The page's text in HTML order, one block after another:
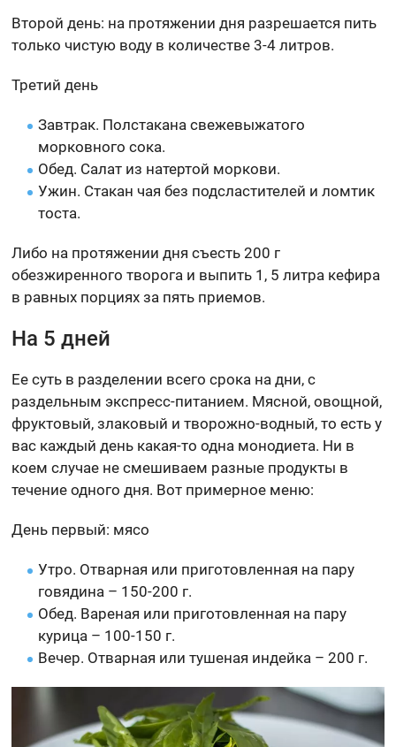
Второй день: на протяжении дня разрешается пить
только чистую воду в количестве 3-4 литров.
Третий день
Завтрак. Полстакана свежевыжатого
морковного сока.
Обед. Салат из натертой моркови.
Ужин. Стакан чая без подсластителей и ломтик
тоста.
Либо на протяжении дня съесть 200 г
обезжиренного творога и выпить 1, 5 литра кефира
в равных порциях за пять приемов.
На 5 дней
Ее суть в разделении всего срока на дни, с
раздельным экспресс-питанием. Мясной, овощной,
фруктовый, злаковый и творожно-водный, то есть у
вас каждый день какая-то одна монодиета. Ни в
коем случае не смешиваем разные продукты в
течение одного дня. Вот примерное меню:
День первый: мясо
Утро. Отварная или приготовленная на пару
говядина – 150-200 г.
Обед. Вареная или приготовленная на пару
курица – 100-150 г.
Вечер. Отварная или тушеная индейка – 200 г.